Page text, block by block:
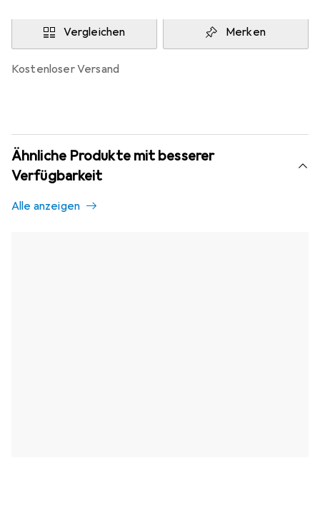
Vergleichen Merken
kostenloser Versand
Ähnliche Produkte mit besserer
Verfügbarkeit
Alle anzeigen